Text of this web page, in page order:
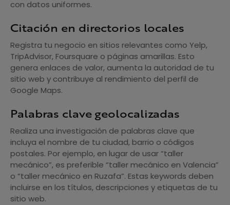
con datos uniformes.
Citación en directorios locales
Registra tu negocio en sitios relevantes como Yelp,
TripAdvisor, Foursquare o páginas amarillas. Esto
genera enlaces de valor, aumenta la autoridad de tu
sitio web y contribuye al rendimiento del perfil de
Google Maps.
Palabras clave geolocalizadas
Realiza una investigación de palabras clave que
incluya el nombre de tu ciudad, barrio o códigos
postales. Por ejemplo, en lugar de usar “taller
mecánico”, es preferible “taller mecánico en Valencia”
o “taller mecánico en Ruzafa”. Estas keywords deben
incluirse en los títulos, descripciones y etiquetas de tu
sitio web.